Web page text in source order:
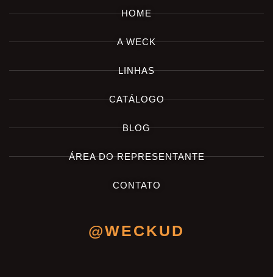
HOME
A WECK
LINHAS
CATÁLOGO
BLOG
ÁREA DO REPRESENTANTE
CONTATO
@WECKUD